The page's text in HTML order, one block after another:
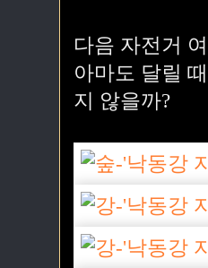
다음 자전거
아마도 달릴
지 않을까?